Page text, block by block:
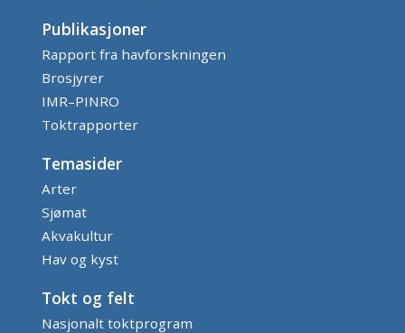
Publikasjoner
Rapport fra havforskningen
Brosjyrer
IMR–PINRO
Toktrapporter
Temasider
Arter
Sjømat
Akvakultur
Hav og kyst
Tokt og felt
Nasjonalt toktprogram